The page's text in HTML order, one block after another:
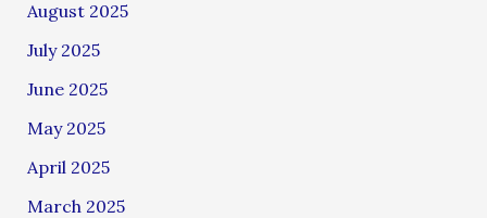
August 2025
July 2025
June 2025
May 2025
April 2025
March 2025